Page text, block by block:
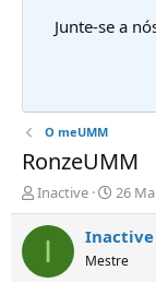
Junte-se a
O meUMM
RonzeUMM
I
n
i
i
Inactive
D
a
t
d
26
I Inactive
Mestre